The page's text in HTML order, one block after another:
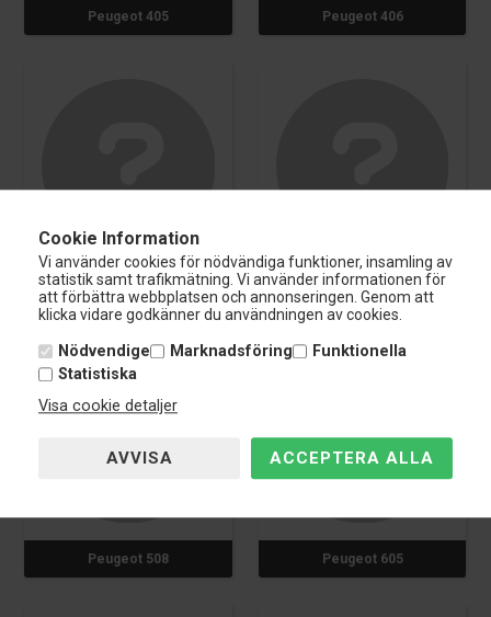
Cookie Information
Vi använder cookies för nödvändiga funktioner, insamling av
statistik samt trafikmätning. Vi använder informationen för
att förbättra webbplatsen och annonseringen. Genom att
klicka vidare godkänner du användningen av cookies.
Nödvendige Marknadsföring
Funktionella
Statistiska
Visa cookie detaljer
Peugeot 405 Peugeot 406
Peugeot 407 Peugeot 5008
Peugeot 508 Peugeot 605